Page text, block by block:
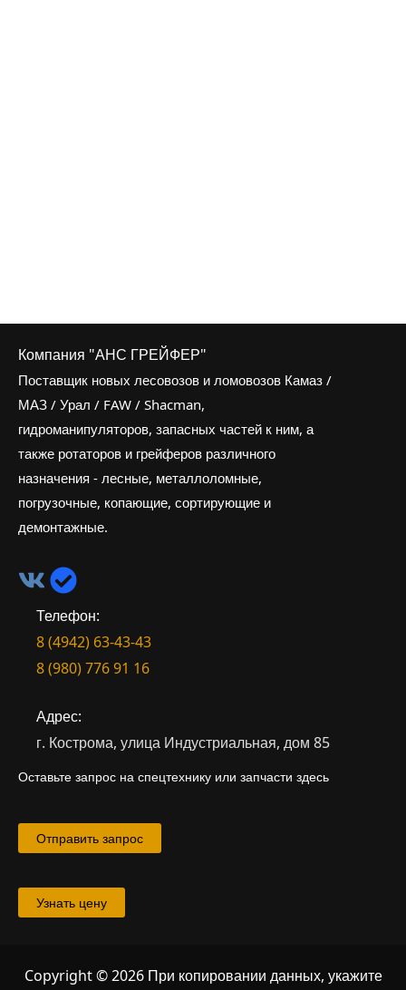
Компания "АНС ГРЕЙФЕР"
Поставщик новых лесовозов и ломовозов Камаз /
МАЗ / Урал / FAW / Shacman,
гидроманипуляторов, запасных частей к ним, а
также ротаторов и грейферов различного
назначения - лесные, металлоломные,
погрузочные, копающие, сортирующие и
демонтажные.
Телефон:
8 (4942) 63-43-43
8 (980) 776 91 16
Адрес:
г. Кострома, улица Индустриальная, дом 85
Оставьте запрос на спецтехнику или запчасти здесь
Отправить запрос
Узнать цену
Copyright © 2026 При копировании данных, укажите